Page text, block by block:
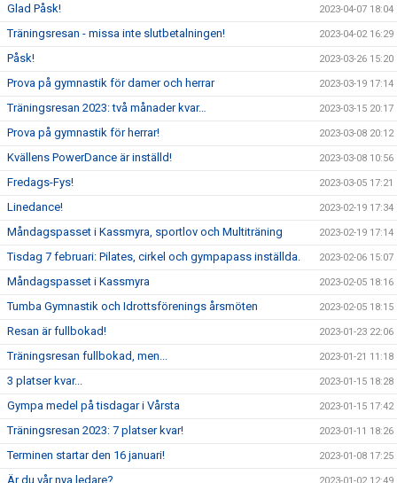
Glad Påsk! 2023-04-07 18:04
Träningsresan - missa inte slutbetalningen! 2023-04-02 16:29
Påsk! 2023-03-26 15:20
Prova på gymnastik för damer och herrar 2023-03-19 17:14
Träningsresan 2023: två månader kvar… 2023-03-15 20:17
Prova på gymnastik för herrar! 2023-03-08 20:12
Kvällens PowerDance är inställd! 2023-03-08 10:56
Fredags-Fys! 2023-03-05 17:21
Linedance! 2023-02-19 17:34
Måndagspasset i Kassmyra, sportlov och Multiträning 2023-02-19 17:14
Tisdag 7 februari: Pilates, cirkel och gympapass inställda. 2023-02-06 15:07
Måndagspasset i Kassmyra 2023-02-05 18:16
Tumba Gymnastik och Idrottsförenings årsmöten 2023-02-05 18:15
Resan är fullbokad! 2023-01-23 22:06
Träningsresan fullbokad, men... 2023-01-21 11:18
3 platser kvar... 2023-01-15 18:28
Gympa medel på tisdagar i Vårsta 2023-01-15 17:42
Träningsresan 2023: 7 platser kvar! 2023-01-11 18:26
Terminen startar den 16 januari! 2023-01-08 17:25
Är du vår nya ledare? 2023-01-02 12:49